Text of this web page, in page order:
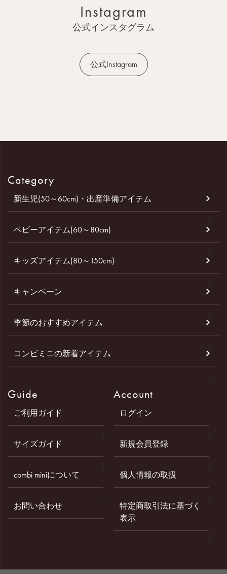
Instagram
公式インスタグラム
公式Instagram
Category
新生児(50～60cm)・出産準備アイテム
ベビーアイテム(60～80cm)
キッズアイテム(80～150cm)
キャンペーン
季節のおすすめアイテム
コンビミニの新着アイテム
Guide
ご利用ガイド
サイズガイド
combi miniについて
お問い合わせ
Account
ログイン
新規会員登録
個人情報の取扱
特定商取引法に基づく
表示